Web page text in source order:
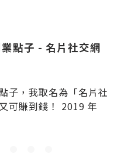
點子 - 名片社交網
子，我取名為「名片社
交網」，絕對立即可行又可賺到錢！ 2019 年